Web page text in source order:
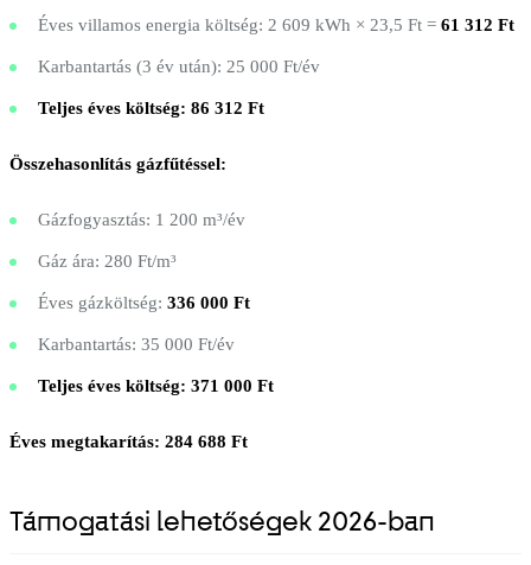
Éves villamos energia költség: 2 609 kWh × 23,5 Ft = 61 312 Ft
Karbantartás (3 év után): 25 000 Ft/év
Teljes éves költség: 86 312 Ft
Összehasonlítás gázfűtéssel:
Gázfogyasztás: 1 200 m³/év
Gáz ára: 280 Ft/m³
Éves gázköltség: 336 000 Ft
Karbantartás: 35 000 Ft/év
Teljes éves költség: 371 000 Ft
Éves megtakarítás: 284 688 Ft
Támogatási lehetőségek 2026-ban